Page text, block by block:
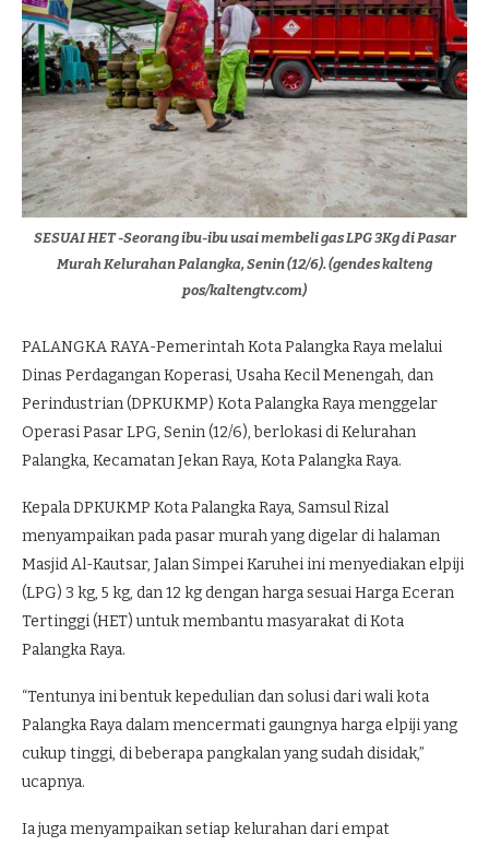
SESUAI HET -Seorang ibu-ibu usai membeli gas LPG 3Kg di Pasar
Murah Kelurahan Palangka, Senin (12/6). (gendes kalteng
pos/kaltengtv.com)
PALANGKA RAYA-Pemerintah Kota Palangka Raya melalui
Dinas Perdagangan Koperasi, Usaha Kecil Menengah, dan
Perindustrian (DPKUKMP) Kota Palangka Raya menggelar
Operasi Pasar LPG, Senin (12/6), berlokasi di Kelurahan
Palangka, Kecamatan Jekan Raya, Kota Palangka Raya.
Kepala DPKUKMP Kota Palangka Raya, Samsul Rizal
menyampaikan pada pasar murah yang digelar di halaman
Masjid Al-Kautsar, Jalan Simpei Karuhei ini menyediakan elpiji
(LPG) 3 kg, 5 kg, dan 12 kg dengan harga sesuai Harga Eceran
Tertinggi (HET) untuk membantu masyarakat di Kota
Palangka Raya.
“Tentunya ini bentuk kepedulian dan solusi dari wali kota
Palangka Raya dalam mencermati gaungnya harga elpiji yang
cukup tinggi, di beberapa pangkalan yang sudah disidak,”
ucapnya.
Ia juga menyampaikan setiap kelurahan dari empat